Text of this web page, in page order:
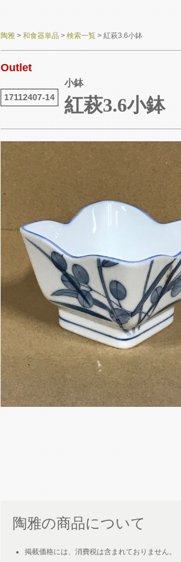
陶雅 > 和食器単品 > 検索一覧 > 紅萩3.6小鉢
Outlet
17112407-14
小鉢
紅萩3.6小鉢
陶雅の商品について
掲載価格には、消費税は含まれておりません。